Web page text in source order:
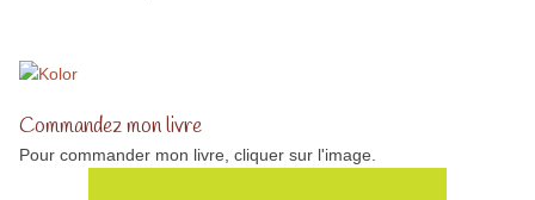
Commandez mon livre
Pour commander mon livre, cliquer sur l'image.